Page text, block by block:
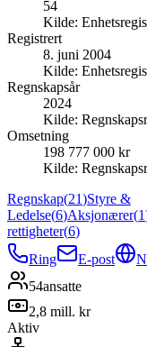
54
Kilde:
Registrert
8. juni 2004
Kilde:
Regnskapsår
2024
Kilde:
Omsetning
198 777 000 kr
Kilde:
Regnskap(21)Styre &
Ledelse(6)Aksjonærer(1
rettigheter(6)
Ring
E-post
54ansatte
2,8 mill. kr
Aktiv